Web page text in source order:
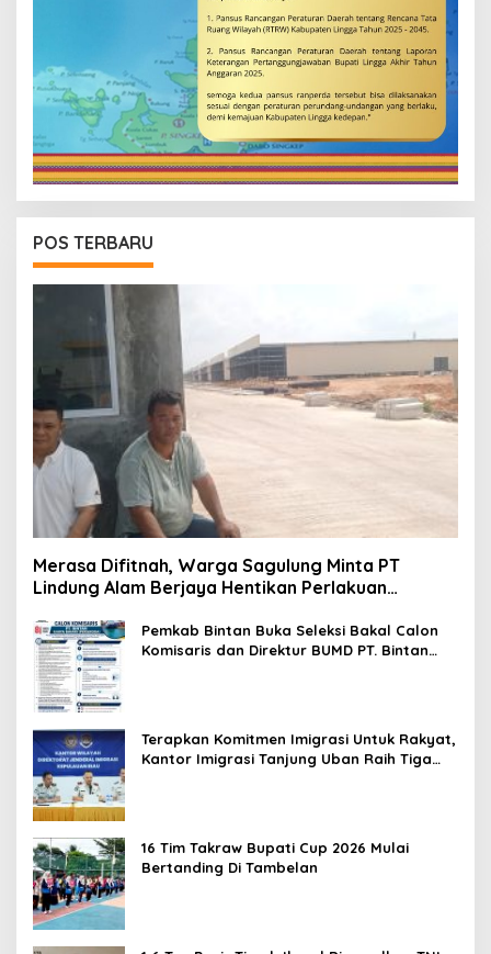
POS TERBARU
Merasa Difitnah, Warga Sagulung Minta PT
Lindung Alam Berjaya Hentikan Perlakuan
Pemkab Bintan Buka Seleksi Bakal Calon
Komisaris dan Direktur BUMD PT. Bintan
Terapkan Komitmen Imigrasi Untuk Rakyat,
Kantor Imigrasi Tanjung Uban Raih Tiga
16 Tim Takraw Bupati Cup 2026 Mulai
Bertanding Di Tambelan